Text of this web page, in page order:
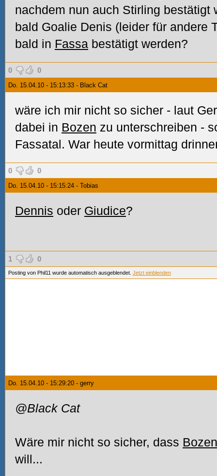
nachdem nun auch Stirling bestätigt
bald Goalie Denis (leider für andere
bald in Fassa bestätigt werden?
0 0
Do. 15.04.10 - 15:13:33 - Black Cat
wäre ich mir nicht so sicher - laut
dabei in Bozen zu unterschreiben -
Fassatal. War heute vormittag
0 0
Do. 15.04.10 - 15:15:24 - Tobias
Dennis oder Giudice?
1 0
Posting von Phil11 wurde automatisch ausgeblendet. Jetzt einblenden
Do. 15.04.10 - 15:29:20 - gerry
@Black Cat
Wäre mir nicht so sicher, dass Bozen
will...